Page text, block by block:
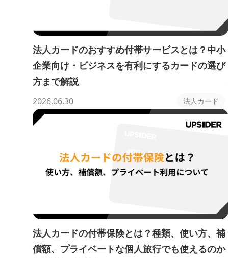
法人カードのおすすめ付帯サービスとは？中小
企業向け・ビジネスを有利にするカードの選び
方まで解説
2026.06.30 法人カード
法人カードの付帯保険とは？種類、使い方、補
償額、プライベートな個人旅行でも使えるのか